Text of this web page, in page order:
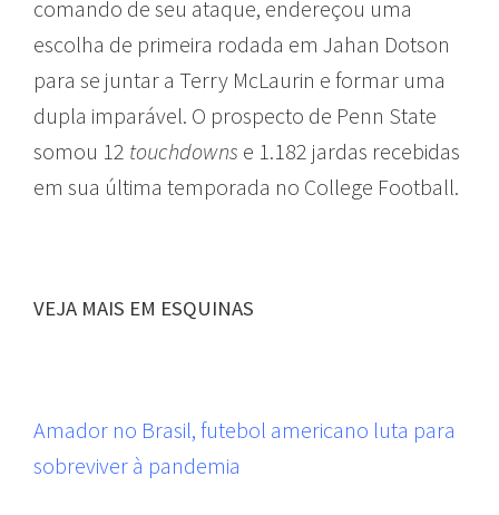
comando de seu ataque, endereçou uma
escolha de primeira rodada em Jahan Dotson
para se juntar a Terry McLaurin e formar uma
dupla imparável. O prospecto de Penn State
somou 12 touchdowns e 1.182 jardas recebidas
em sua última temporada no College Football.
VEJA MAIS EM ESQUINAS
Amador no Brasil, futebol americano luta para
sobreviver à pandemia